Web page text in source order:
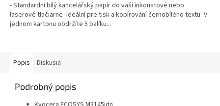
- Standardní bílý kancelářský papír do vaší inkoustové nebo
laserové tlačiarne- Ideální pre tisk a kopírování černobílého textu- V
jednom kartonu obdržíte 5 balíku...
Popis Diskusia
Podrobný popis